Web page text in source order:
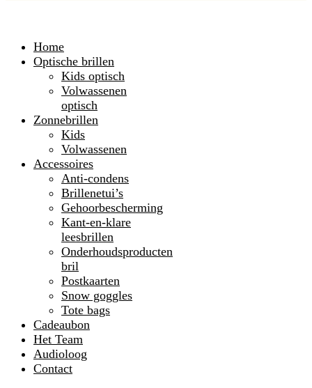
Home
Optische brillen
Kids optisch
Volwassenen
optisch
Zonnebrillen
Kids
Volwassenen
Accessoires
Anti-condens
Brillenetui’s
Gehoorbescherming
Kant-en-klare
leesbrillen
Onderhoudsproducten
bril
Postkaarten
Snow goggles
Tote bags
Cadeaubon
Het Team
Audioloog
Contact